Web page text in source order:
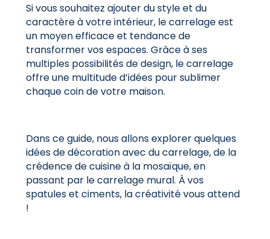
Si vous souhaitez ajouter du style et du
caractère à votre intérieur, le carrelage est
un moyen efficace et tendance de
transformer vos espaces. Grâce à ses
multiples possibilités de design, le carrelage
offre une multitude d’idées pour sublimer
chaque coin de votre maison.
Dans ce guide, nous allons explorer quelques
idées de décoration avec du carrelage, de la
crédence de cuisine à la mosaïque, en
passant par le carrelage mural. À vos
spatules et ciments, la créativité vous attend
!